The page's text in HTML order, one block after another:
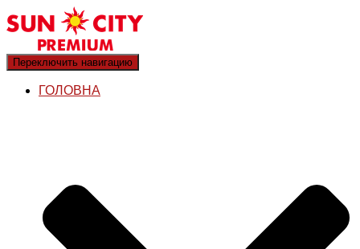
Переключить навигацию
ГОЛОВНА